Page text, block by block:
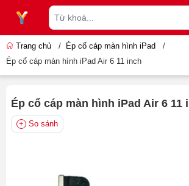
Trang chủ / Ép cổ cáp màn hình iPad
/
Ép cổ cáp màn hình iPad Air 6 11 inch
Ép cổ cáp màn hình iPad Air 6 11
So sánh